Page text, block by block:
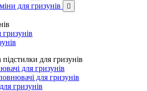
для гризунів 
для гризунів
для гризунів
для гризунів
гризунів